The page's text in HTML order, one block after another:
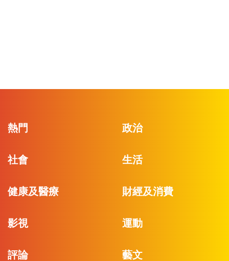
熱門 政治
社會 生活
健康及醫療 財經及消費
影視 運動
評論 藝文